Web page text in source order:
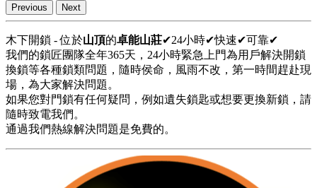
Previous Next
木下開鎖 - 位於山頂的卓能山莊✔24小時✔快速✔可靠✔
我們的鎖匠團隊全年365天，24小時緊急上門為用戶解決開鎖
換鎖等各種鎖類問題，隨時侯命，風雨不改，第一時間趕赴現
場，為大家解決問題。
如果您對門鎖有任何疑問，例如遺失鎖匙或想要更換新鎖，請
隨時致電我們。
通過我們熱線解決問題是免費的。